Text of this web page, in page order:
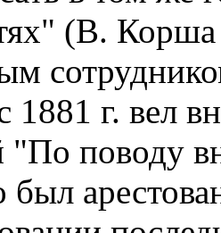
(В. Корша
1881 г. вел
"По поводу
был